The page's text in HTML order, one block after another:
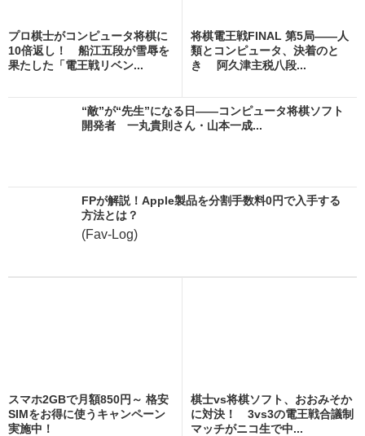
プロ棋士がコンピュータ将棋に
10倍返し！ 船江五段が雪辱を
果たした「電王戦リベン...
将棋電王戦FINAL 第5局――人
類とコンピュータ、決着のと
き 阿久津主税八段...
“敵”が“先生”になる日――コンピュータ将棋ソフト
開発者 一丸貴則さん・山本一成...
FPが解説！Apple製品を分割手数料0円で入手する
方法とは？
(Fav-Log)
スマホ2GBで月額850円～ 格安
SIMをお得に使うキャンペーン
実施中！
棋士vs将棋ソフト、おおみそか
に対決！ 3vs3の電王戦合議制
マッチがニコ生で中...